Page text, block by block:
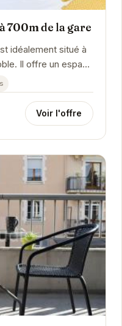
700m de la gare
idéalement situé à
Il offre un espace
parfait...
Voir l'offre